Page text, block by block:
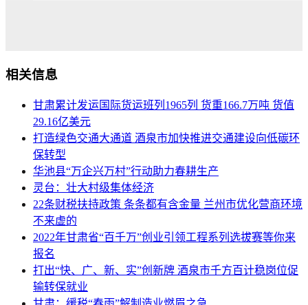
相关信息
甘肃累计发运国际货运班列1965列 货重166.7万吨 货值
29.16亿美元
打造绿色交通大通道 酒泉市加快推进交通建设向低碳环
保转型
华池县“万企兴万村”行动助力春耕生产
灵台：壮大村级集体经济
22条财税扶持政策 条条都有含金量 兰州市优化营商环境
不来虚的
2022年甘肃省“百千万”创业引领工程系列选拔赛等你来
报名
打出“快、广、新、实”创新牌 酒泉市千方百计稳岗位促
输转保就业